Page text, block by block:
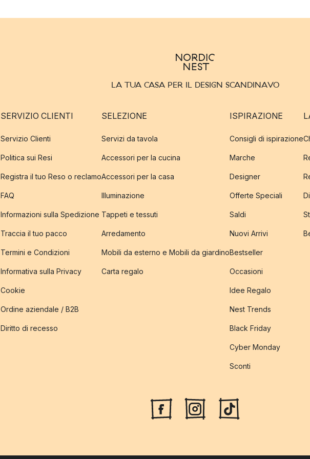
LA TUA CASA PER IL DESIGN SCANDINAVO
SERVIZIO CLIENTI
Servizio Clienti
Politica sui Resi
Registra il tuo Reso o reclamo
FAQ
Informazioni sulla Spedizione
Traccia il tuo pacco
Termini e Condizioni
Informativa sulla Privacy
Cookie
Ordine aziendale / B2B
Diritto di recesso
SELEZIONE
Servizi da tavola
Accessori per la cucina
Accessori per la casa
Illuminazione
Tappeti e tessuti
Arredamento
Mobili da esterno e Mobili da giardino
Carta regalo
ISPIRAZIONE
Consigli di ispirazione
Marche
Designer
Offerte Speciali
Saldi
Nuovi Arrivi
Bestseller
Occasioni
Idee Regalo
Nest Trends
Black Friday
Cyber Monday
Sconti